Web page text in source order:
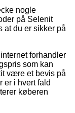
nogle
på Selenit
at du er sikker på
forhandler
som kan
være et bevis på
er i hvert fald
køberen